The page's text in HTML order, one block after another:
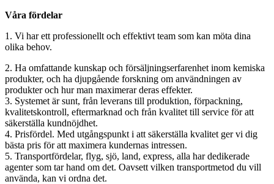
Våra fördelar
1. Vi har ett professionellt och effektivt team som kan möta dina
olika behov.
2. Ha omfattande kunskap och försäljningserfarenhet inom kemiska
produkter, och ha djupgående forskning om användningen av
produkter och hur man maximerar deras effekter.
3. Systemet är sunt, från leverans till produktion, förpackning,
kvalitetskontroll, eftermarknad och från kvalitet till service för att
säkerställa kundnöjdhet.
4. Prisfördel. Med utgångspunkt i att säkerställa kvalitet ger vi dig
bästa pris för att maximera kundernas intressen.
5. Transportfördelar, flyg, sjö, land, express, alla har dedikerade
agenter som tar hand om det. Oavsett vilken transportmetod du vill
använda, kan vi ordna det.